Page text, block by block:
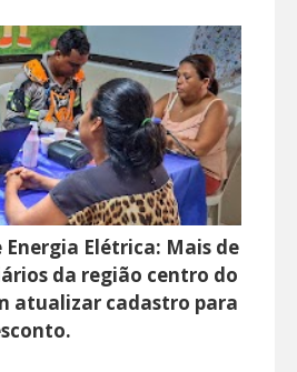
Elétrica: Mais de
da região centro do
atualizar cadastro para